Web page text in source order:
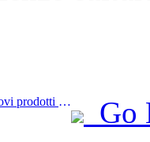
Prev:South Railway lancia 11 nuovi prodotti di biglietteria per promuovere lo sviluppo integrato dei trasporti e del turismo nelle province di Fujian e Jiangxi
Go